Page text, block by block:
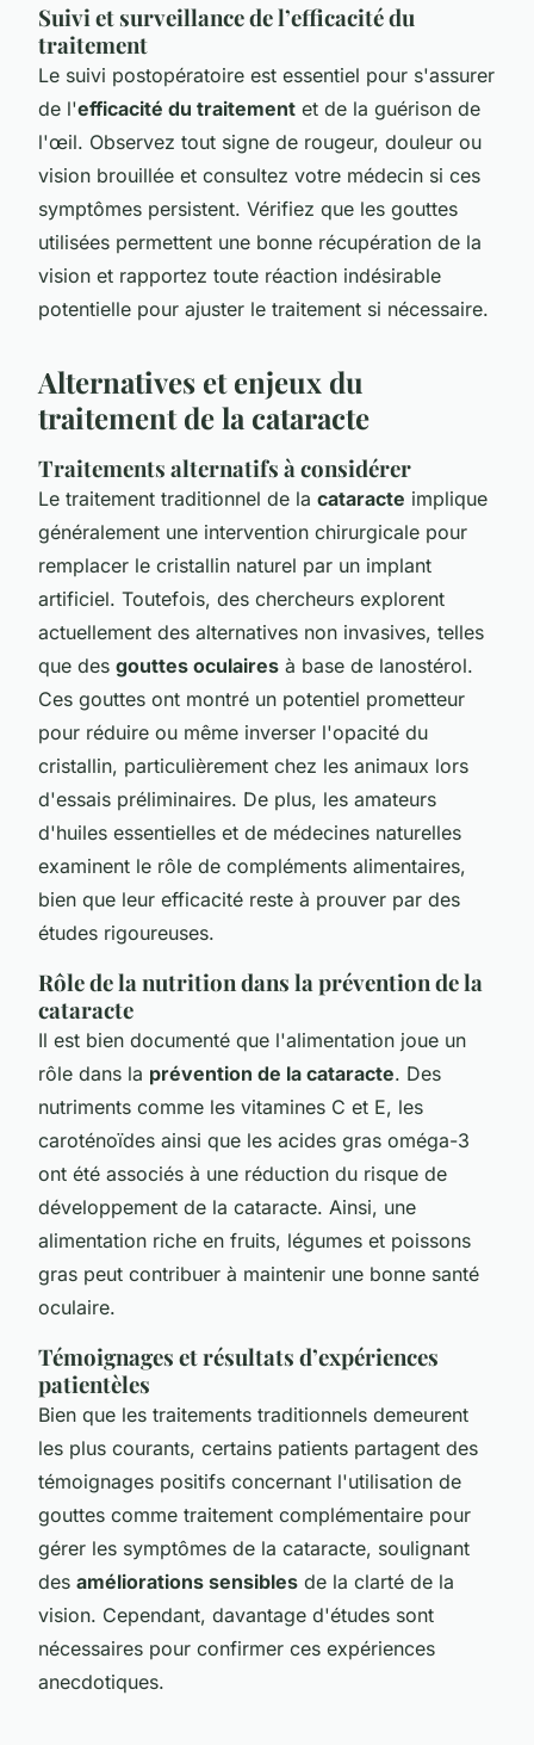
Suivi et surveillance de l’efficacité du
traitement
Le suivi postopératoire est essentiel pour s'assurer
de l'efficacité du traitement et de la guérison de
l'œil. Observez tout signe de rougeur, douleur ou
vision brouillée et consultez votre médecin si ces
symptômes persistent. Vérifiez que les gouttes
utilisées permettent une bonne récupération de la
vision et rapportez toute réaction indésirable
potentielle pour ajuster le traitement si nécessaire.
Alternatives et enjeux du
traitement de la cataracte
Traitements alternatifs à considérer
Le traitement traditionnel de la cataracte implique
généralement une intervention chirurgicale pour
remplacer le cristallin naturel par un implant
artificiel. Toutefois, des chercheurs explorent
actuellement des alternatives non invasives, telles
que des gouttes oculaires à base de lanostérol.
Ces gouttes ont montré un potentiel prometteur
pour réduire ou même inverser l'opacité du
cristallin, particulièrement chez les animaux lors
d'essais préliminaires. De plus, les amateurs
d'huiles essentielles et de médecines naturelles
examinent le rôle de compléments alimentaires,
bien que leur efficacité reste à prouver par des
études rigoureuses.
Rôle de la nutrition dans la prévention de la
cataracte
Il est bien documenté que l'alimentation joue un
rôle dans la prévention de la cataracte. Des
nutriments comme les vitamines C et E, les
caroténoïdes ainsi que les acides gras oméga-3
ont été associés à une réduction du risque de
développement de la cataracte. Ainsi, une
alimentation riche en fruits, légumes et poissons
gras peut contribuer à maintenir une bonne santé
oculaire.
Témoignages et résultats d’expériences
patientèles
Bien que les traitements traditionnels demeurent
les plus courants, certains patients partagent des
témoignages positifs concernant l'utilisation de
gouttes comme traitement complémentaire pour
gérer les symptômes de la cataracte, soulignant
des améliorations sensibles de la clarté de la
vision. Cependant, davantage d'études sont
nécessaires pour confirmer ces expériences
anecdotiques.